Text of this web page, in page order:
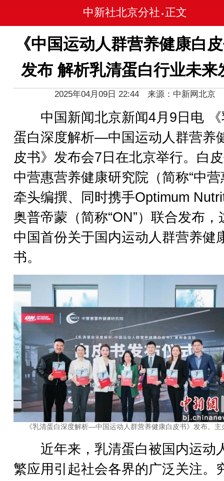
中新社北京分社 • 正文
《中国运动人群营养健康白
发布 解析乳清蛋白行业未来
2025年04月09日 22:44 来源：中新网北京
中国新闻北京新闻4月9日电 《
蛋白深度解析—中国运动人群营养
皮书》发布会7日在北京举行。白
中营惠营养健康研究院（简称“中营
牵头编撰、同时携手Optimum
奥普帝蒙（简称“ON”）联合发布，
中国首份关于国内运动人群营养健
书。
《乳清蛋白深度解析—中国运动人群营养健康白皮书》发布。主
近年来，乳清蛋白被国内运动
繁应用引起社会各界的广泛关注。